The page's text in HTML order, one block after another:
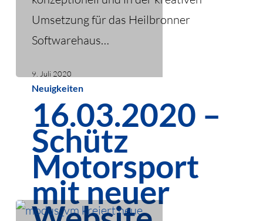
Umsetzung für das Heilbronner
Softwarehaus…
9. Juli 2020
16.03.2020
Schütz
Motorsport
neuer
Website
Neuigkeiten
16.03.2020 –
Schütz
Motorsport
mit neuer